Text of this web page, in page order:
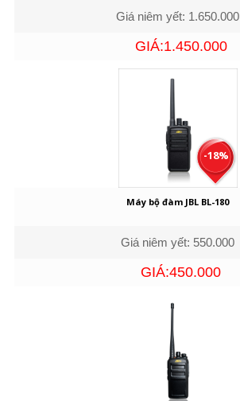
Giá niêm yết: 1.650.000
GIÁ:1.450.000
-18%
Máy bộ đàm JBL BL-180
Giá niêm yết: 550.000
GIÁ:450.000